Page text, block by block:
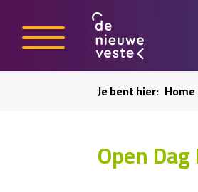
Je bent hier: Home
Open